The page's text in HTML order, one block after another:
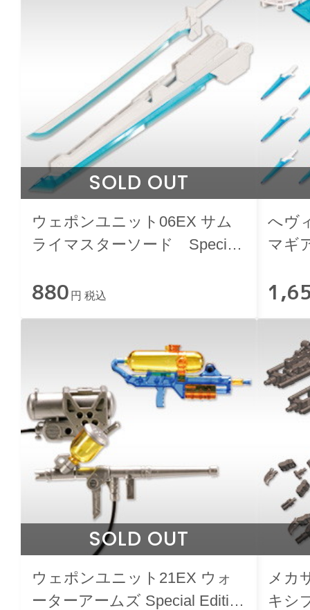
SOLD OUT
ウェポンユニット06EX サム
ライマスターソード Special
880 円 税込
へヴ
マギ
SOLD OUT
ウェポンユニット21EX ウォ
ーターアームズ Special Edition
メカ
キシ